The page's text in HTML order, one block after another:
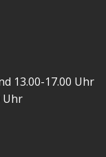
13.00-17.00 Uhr
Uhr